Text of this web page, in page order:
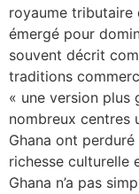
royaume tributaire
émergé pour
souvent décrit
traditions
« une version plus
nombreux centres
Ghana ont
richesse culturelle
Ghana n’a pas